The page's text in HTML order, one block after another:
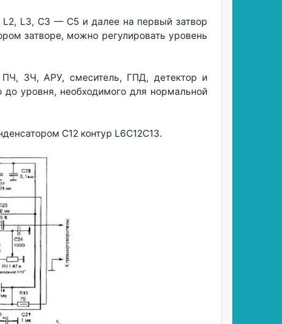
L2, L3, СЗ — С5 и далее на первый затвор
затворе, можно регулировать уровень
ПЧ, ЗЧ, АРУ, смеситель, ГПД, детектор и
до уровня, необходимого для нормальной
С12 контур L6C12C13.